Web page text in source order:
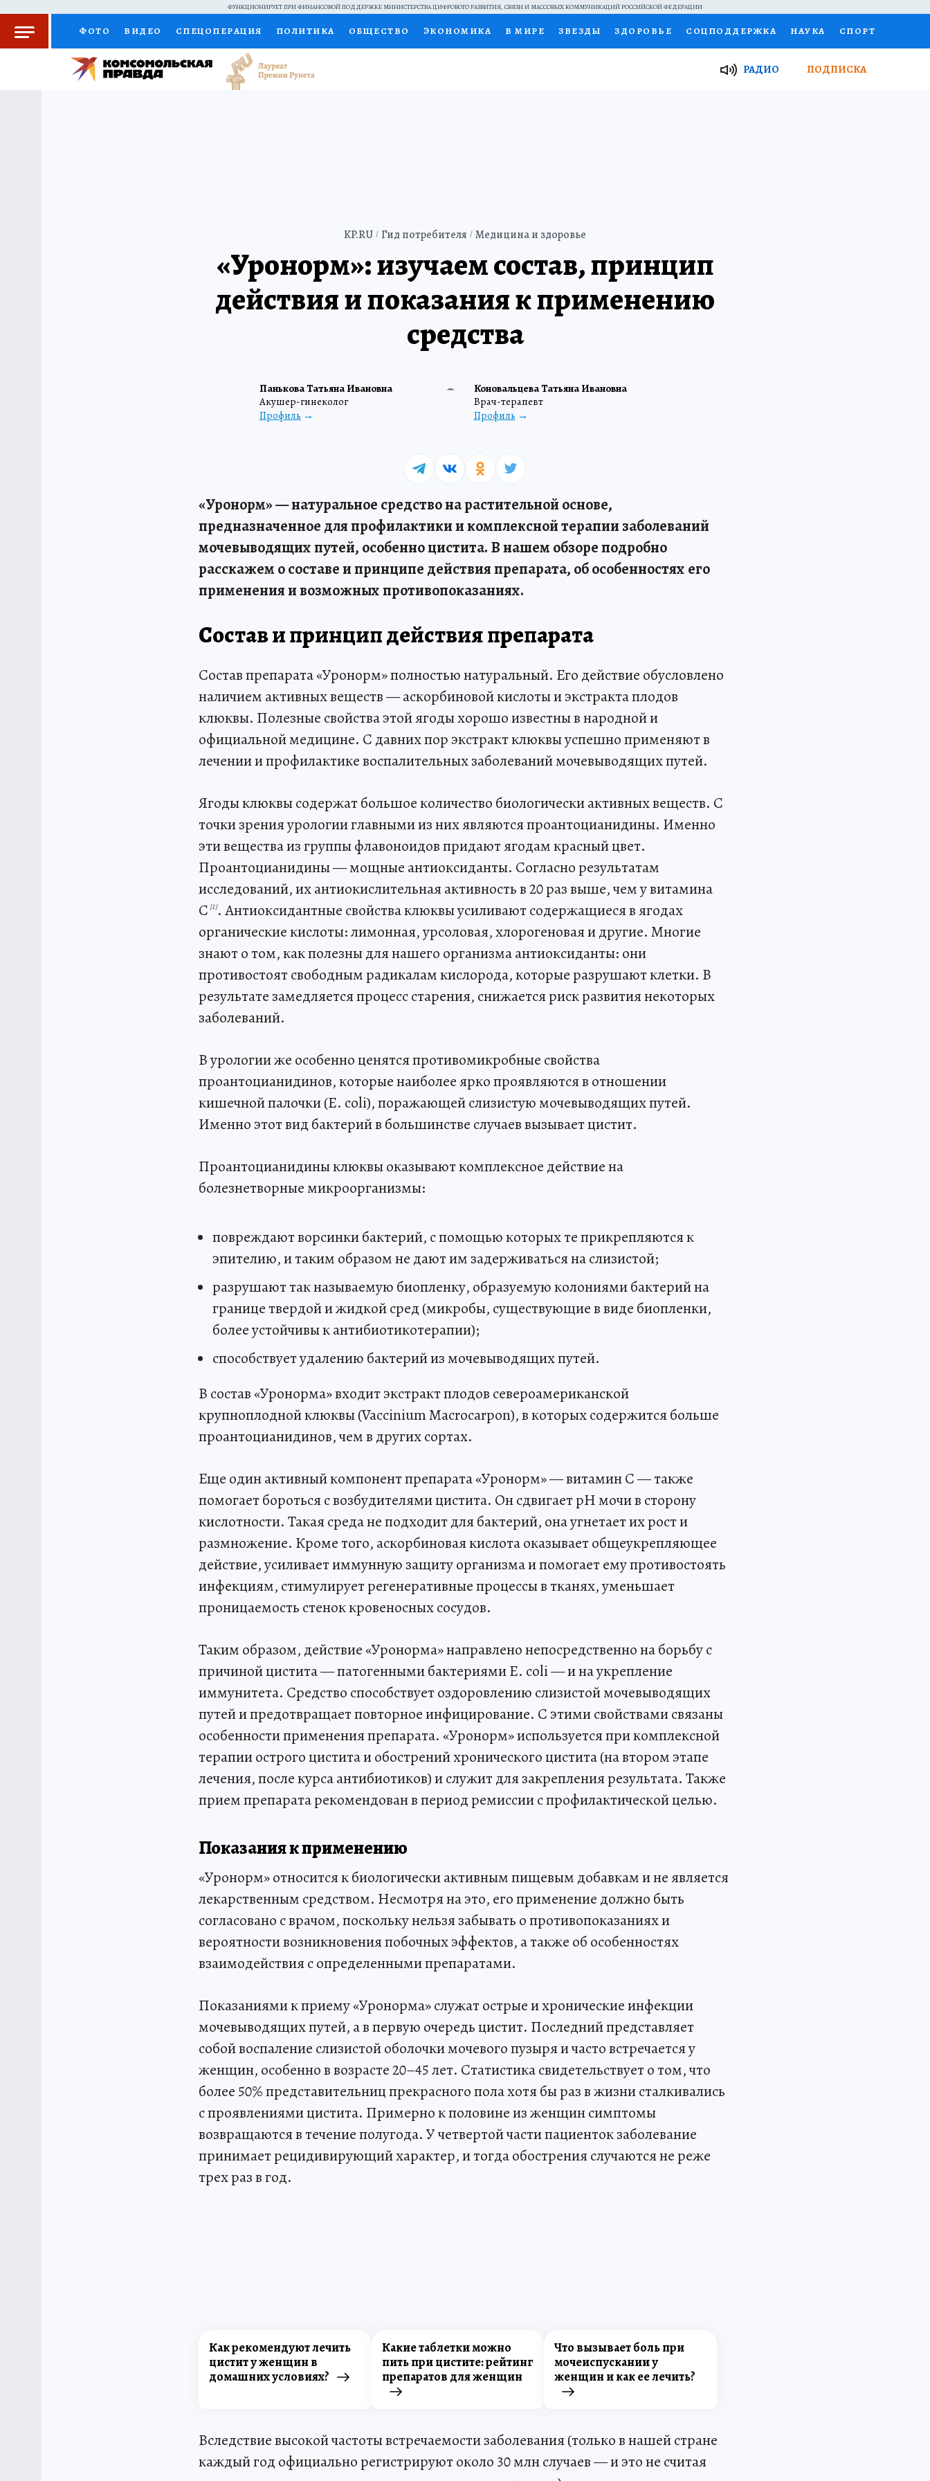
ФУНКЦИОНИРУЕТ ПРИ ФИНАНСОВОЙ ПОДДЕРЖКЕ МИНИСТЕРСТВА ЦИФРОВОГО РАЗВИТИЯ, СВЯЗИ И МАССОВЫХ КОММУНИКАЦИЙ РОССИЙСКОЙ ФЕДЕРАЦИИ
ФОТО ВИДЕО СПЕЦОПЕРАЦИЯ ПОЛИТИКА ОБЩЕСТВО ЭКОНОМИКА В МИРЕ ЗВЕЗДЫ ЗДОРОВЬЕ СОЦПОДДЕРЖКА НАУКА СПОРТ
КОЛУМНИСТЫ ПРОИСШЕСТВИЯ НАЦИОНАЛЬНЫЕ ПРОЕКТЫ РОССИИ Я ЗНАЮ СЕМЬЯ
РАДИО ПОДПИСКА
KP.RU Гид потребителя Медицина и здоровье
Панькова Татьяна Ивановна
Акушер-гинеколог
Профиль
Коновальцева Татьяна Ивановна
Врач-терапевт
Профиль
«Уронорм»: изучаем состав, принцип
действия и показания к применению
средства
«Уронорм» — натуральное средство на растительной основе,
предназначенное для профилактики и комплексной терапии заболеваний
мочевыводящих путей, особенно цистита. В нашем обзоре подробно
расскажем о составе и принципе действия препарата, об особенностях его
применения и возможных противопоказаниях.
Состав и принцип действия препарата
Состав препарата «Уронорм» полностью натуральный. Его действие обусловлено
наличием активных веществ — аскорбиновой кислоты и экстракта плодов
клюквы. Полезные свойства этой ягоды хорошо известны в народной и
официальной медицине. С давних пор экстракт клюквы успешно применяют в
лечении и профилактике воспалительных заболеваний мочевыводящих путей.
Ягоды клюквы содержат большое количество биологически активных веществ. С
точки зрения урологии главными из них являются проантоцианидины. Именно
эти вещества из группы флавоноидов придают ягодам красный цвет.
Проантоцианидины — мощные антиоксиданты. Согласно результатам
исследований, их антиокислительная активность в 20 раз выше, чем у витамина
С [1]. Антиоксидантные свойства клюквы усиливают содержащиеся в ягодах
органические кислоты: лимонная, урсоловая, хлорогеновая и другие. Многие
знают о том, как полезны для нашего организма антиоксиданты: они
противостоят свободным радикалам кислорода, которые разрушают клетки. В
результате замедляется процесс старения, снижается риск развития некоторых
заболеваний.
В урологии же особенно ценятся противомикробные свойства
проантоцианидинов, которые наиболее ярко проявляются в отношении
кишечной палочки (E. сoli), поражающей слизистую мочевыводящих путей.
Именно этот вид бактерий в большинстве случаев вызывает цистит.
Проантоцианидины клюквы оказывают комплексное действие на
болезнетворные микроорганизмы:
повреждают ворсинки бактерий, с помощью которых те прикрепляются к
эпителию, и таким образом не дают им задерживаться на слизистой;
разрушают так называемую биопленку, образуемую колониями бактерий на
границе твердой и жидкой сред (микробы, существующие в виде биопленки,
более устойчивы к антибиотикотерапии);
способствует удалению бактерий из мочевыводящих путей.
В состав «Уронорма» входит экстракт плодов североамериканской
крупноплодной клюквы (Vaccinium Macrocarpon), в которых содержится больше
проантоцианидинов, чем в других сортах.
Еще один активный компонент препарата «Уронорм» — витамин С — также
помогает бороться с возбудителями цистита. Он сдвигает pH мочи в сторону
кислотности. Такая среда не подходит для бактерий, она угнетает их рост и
размножение. Кроме того, аскорбиновая кислота оказывает общеукрепляющее
действие, усиливает иммунную защиту организма и помогает ему противостоять
инфекциям, стимулирует регенеративные процессы в тканях, уменьшает
проницаемость стенок кровеносных сосудов.
Таким образом, действие «Уронорма» направлено непосредственно на борьбу с
причиной цистита — патогенными бактериями E. сoli — и на укрепление
иммунитета. Средство способствует оздоровлению слизистой мочевыводящих
путей и предотвращает повторное инфицирование. С этими свойствами связаны
особенности применения препарата. «Уронорм» используется при комплексной
терапии острого цистита и обострений хронического цистита (на втором этапе
лечения, после курса антибиотиков) и служит для закрепления результата. Также
прием препарата рекомендован в период ремиссии с профилактической целью.
Показания к применению
«Уронорм» относится к биологически активным пищевым добавкам и не является
лекарственным средством. Несмотря на это, его применение должно быть
согласовано с врачом, поскольку нельзя забывать о противопоказаниях и
вероятности возникновения побочных эффектов, а также об особенностях
взаимодействия с определенными препаратами.
Показаниями к приему «Уронорма» служат острые и хронические инфекции
мочевыводящих путей, а в первую очередь цистит. Последний представляет
собой воспаление слизистой оболочки мочевого пузыря и часто встречается у
женщин, особенно в возрасте 20–45 лет. Статистика свидетельствует о том, что
более 50% представительниц прекрасного пола хотя бы раз в жизни сталкивались
с проявлениями цистита. Примерно к половине из женщин симптомы
возвращаются в течение полугода. У четвертой части пациенток заболевание
принимает рецидивирующий характер, и тогда обострения случаются не реже
трех раз в год.
Как рекомендуют лечить
цистит у женщин в
домашних условиях?
Какие таблетки можно
пить при цистите: рейтинг
препаратов для женщин
Что вызывает боль при
мочеиспускании у
женщин и как ее лечить?
Вследствие высокой частоты встречаемости заболевания (только в нашей стране
каждый год официально регистрируют около 30 млн случаев — и это не считая